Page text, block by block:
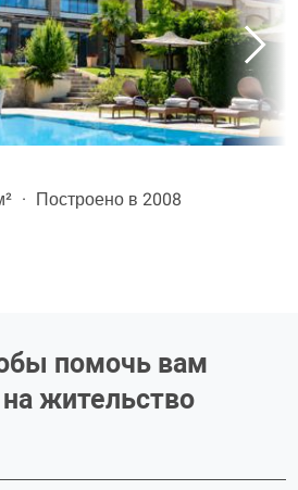
Построено в 2008
помочь вам
жительство